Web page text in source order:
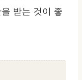
받는 것이 좋